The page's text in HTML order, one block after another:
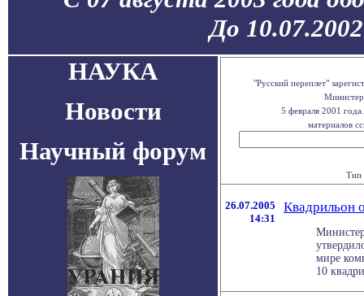
До
НАУКА
Новости
Научный форум
"Русский переплет"
5 февраля 2001
материалов
Тип
26.07.2005
14:31
Квадрильон
мире
10